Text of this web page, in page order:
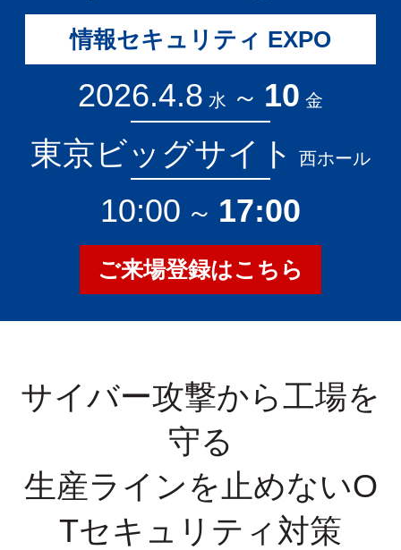
情報セキュリティ EXPO
2026.4.8 水 ～ 10 金
東京ビッグサイト 西ホール
10:00 ～ 17:00
ご来場登録はこちら
サイバー攻撃から工場を
守る
生産ラインを止めないO
Tセキュリティ対策